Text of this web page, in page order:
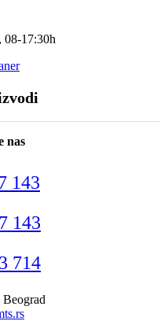
08-17:30h
nas
143
143
714